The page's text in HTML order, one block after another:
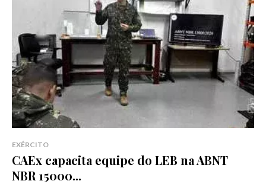
EXÉRCITO
CAEx capacita equipe do LEB na ABNT
NBR 15000...